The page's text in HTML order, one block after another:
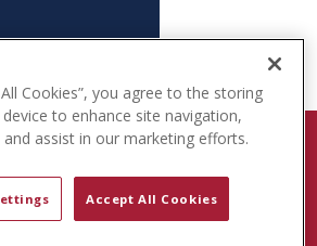
ДЛЯ ГРИ
Cookies”, you agree to the storing
to enhance site navigation,
and assist in our marketing efforts.
Accept All Cookies